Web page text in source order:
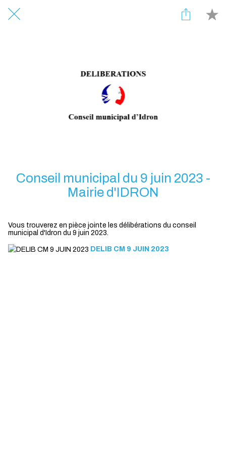
Conseil municipal du 9 juin 2023 -
Mairie d'IDRON
Vous trouverez en pièce jointe les délibérations du conseil
municipal d'Idron du 9 juin 2023.
DELIB CM 9 JUIN 2023